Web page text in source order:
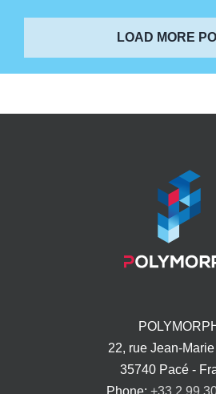
LOAD MORE
22, rue Jean-
35740 Pacé -
Phone: +33 2 99